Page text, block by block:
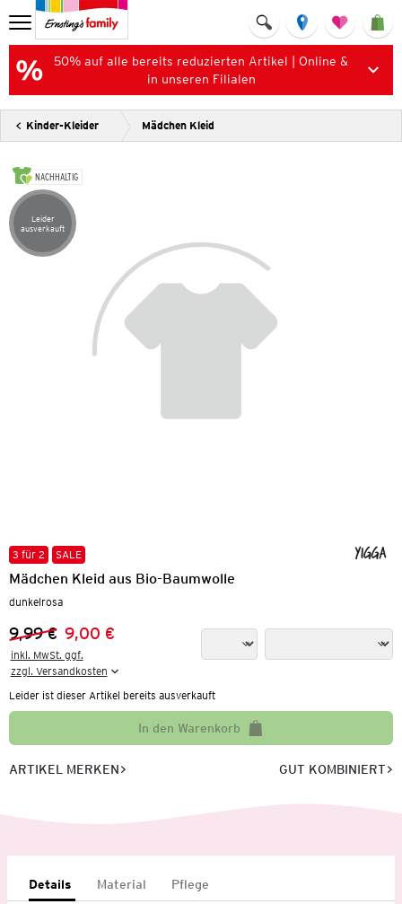
50% auf alle bereits reduzierten Artikel | Online &
in unseren Filialen
Kinder-Kleider Mädchen Kleid
NACHHALTIG
Artikel leider ausverkauft
Leider
ausverkauft
3 für 2 SALE
Mädchen Kleid aus Bio-Baumwolle
dunkelrosa
Vorheriger Preis:
9,99 €
Neuer Preis:
9,00 €
inkl. MwSt. ggf.
zzgl. Versandkosten
Leider ist dieser Artikel bereits ausverkauft
In den Warenkorb
ARTIKEL MERKEN GUT KOMBINIERT
Details Material Pflege